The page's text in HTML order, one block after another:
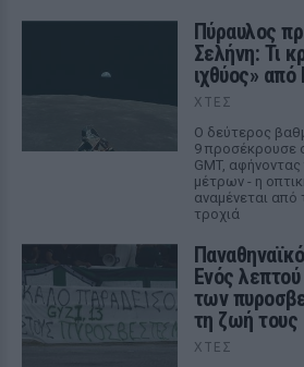
Πύραυλος
Σελήνη: Τι
ιχθύος» από
ΧΤΕΣ
Ο δεύτερος
9 προσέκρουσε
GMT,
μέτρων - η
αναμένεται
τροχιά
Ενός
των
τη ζωή τους
ΧΤΕΣ